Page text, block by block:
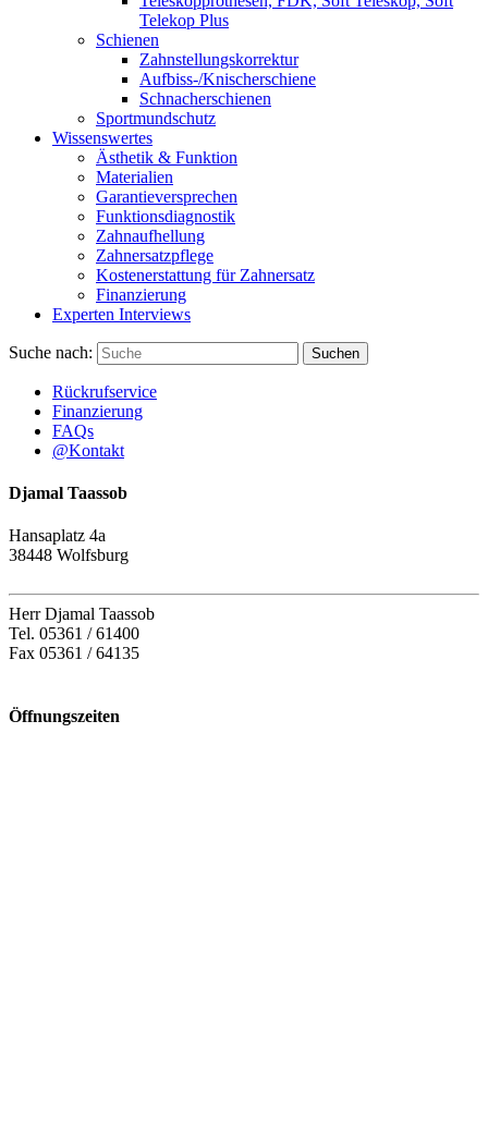
Telekop Plus
Schienen
Zahnstellungskorrektur
Aufbiss-/Knischerschiene
Schnacherschienen
Sportmundschutz
Wissenswertes
Ästhetik & Funktion
Materialien
Garantieversprechen
Funktionsdiagnostik
Zahnaufhellung
Zahnersatzpflege
Kostenerstattung für Zahnersatz
Finanzierung
Experten Interviews
Suche nach: Suchen
Rückrufservice
Finanzierung
FAQs
@Kontakt
Djamal Taassob
Hansaplatz 4a
38448 Wolfsburg
Herr Djamal Taassob
Tel. 05361 / 61400
Fax 05361 / 64135
Öffnungszeiten